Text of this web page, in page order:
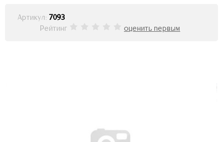
Артикул: 7093
Рейтинг
оценить первым